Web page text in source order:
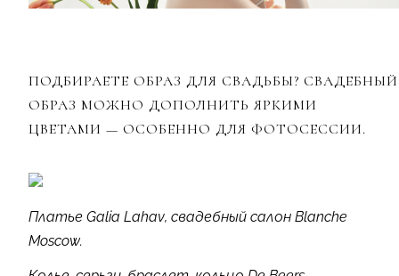
ПОДБИРАЕТЕ ОБРАЗ ДЛЯ СВАДЬБЫ? СВАДЕБНЫЙ
ОБРАЗ МОЖНО ДОПОЛНИТЬ ЯРКИМИ
ЦВЕТАМИ — ОСОБЕННО ДЛЯ ФОТОСЕССИИ.
Платье Galia Lahav, свадебный салон Blanche
Moscow.